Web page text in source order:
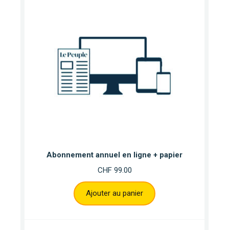
Abonnement annuel en ligne + papier
CHF99.00
Ajouter au panier